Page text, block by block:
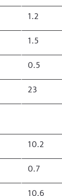
1.2
1.5
0.5
23
10.2
0.7